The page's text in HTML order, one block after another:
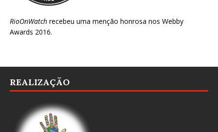
RioOnWatch recebeu uma menção honrosa nos Webby
Awards 2016.
REALIZAÇÃO